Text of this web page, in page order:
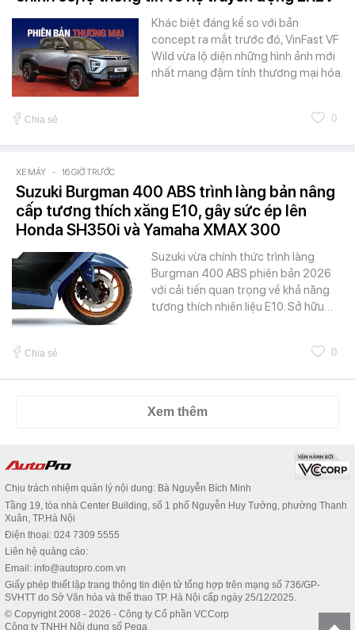
Khác biệt đáng kể so với bản
concept ra mắt trước đó, VinFast VF
Wild vừa lộ diện những hình ảnh mới
nhất mang đậm tính thương mại hóa.
Chia sẻ 0
XE MÁY - 16 GIỜ TRƯỚC
Suzuki Burgman 400 ABS trình làng bản nâng
cấp tương thích xăng E10, gây sức ép lên
Honda SH350i và Yamaha XMAX 300
Suzuki vừa chính thức trình làng
Burgman 400 ABS phiên bản 2026
với cải tiến quan trọng về khả năng
tương thích nhiên liệu E10. Sở hữu…
Chia sẻ 0
Xem thêm
Chịu trách nhiệm quản lý nội dung: Bà Nguyễn Bích Minh
Tầng 19, tòa nhà Center Building, số 1 phố Nguyễn Huy Tưởng, phường Thanh
Xuân, TP.Hà Nội
Điện thoại: 024 7309 5555
Liên hệ quảng cáo:
Email: info@autopro.com.vn
Giấy phép thiết lập trang thông tin điện tử tổng hợp trên mạng số 736/GP-
SVHTT do Sở Văn hóa và thể thao TP. Hà Nội cấp ngày 25/12/2025.
© Copyright 2008 - 2026 - Công ty Cổ phần VCCorp
Công ty TNHH Nội dung số Pega